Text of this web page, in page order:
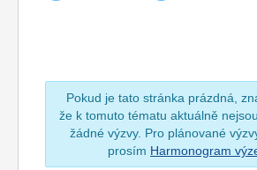
Pokud je tato stránka prázdná,
že k tomuto tématu aktuálně
žádné výzvy. Pro plánované
prosím Harmonogram